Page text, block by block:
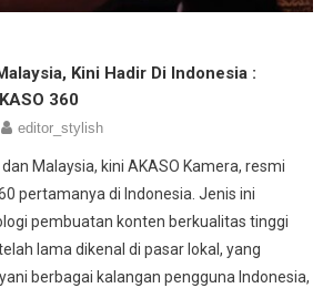
Kini Hadir Di Indonesia :
360
editor_stylish
Malaysia, kini AKASO Kamera, resmi
pertamanya di Indonesia. Jenis ini
pembuatan konten berkualitas tinggi
lama dikenal di pasar lokal, yang
berbagai kalangan pengguna Indonesia,